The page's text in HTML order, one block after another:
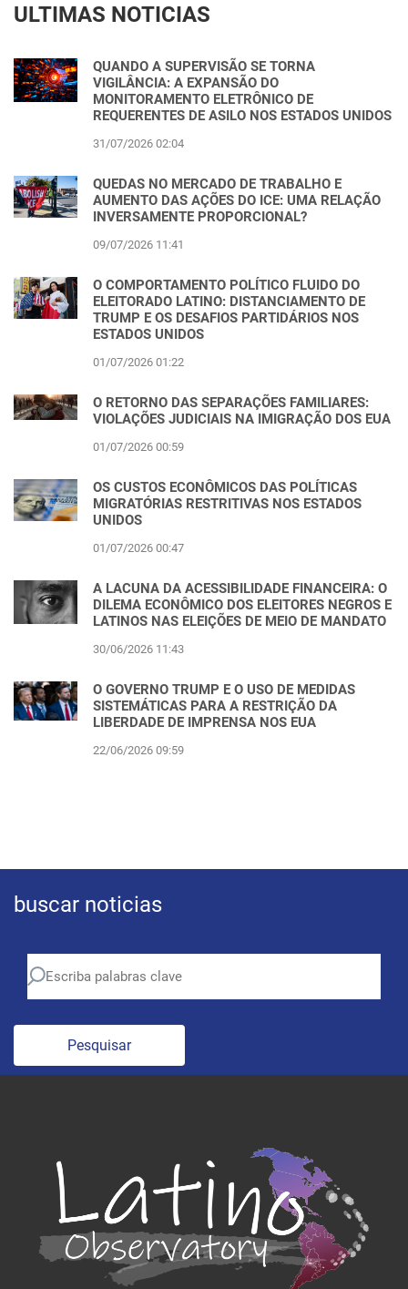
ULTIMAS NOTICIAS
QUANDO A SUPERVISÃO SE TORNA
VIGILÂNCIA: A EXPANSÃO DO
MONITORAMENTO ELETRÔNICO DE
REQUERENTES DE ASILO NOS ESTADOS UNIDOS
31/07/2026 02:04
QUEDAS NO MERCADO DE TRABALHO E
AUMENTO DAS AÇÕES DO ICE: UMA RELAÇÃO
INVERSAMENTE PROPORCIONAL?
09/07/2026 11:41
O COMPORTAMENTO POLÍTICO FLUIDO DO
ELEITORADO LATINO: DISTANCIAMENTO DE
TRUMP E OS DESAFIOS PARTIDÁRIOS NOS
ESTADOS UNIDOS
01/07/2026 01:22
O RETORNO DAS SEPARAÇÕES FAMILIARES:
VIOLAÇÕES JUDICIAIS NA IMIGRAÇÃO DOS EUA
01/07/2026 00:59
OS CUSTOS ECONÔMICOS DAS POLÍTICAS
MIGRATÓRIAS RESTRITIVAS NOS ESTADOS
UNIDOS
01/07/2026 00:47
A LACUNA DA ACESSIBILIDADE FINANCEIRA: O
DILEMA ECONÔMICO DOS ELEITORES NEGROS E
LATINOS NAS ELEIÇÕES DE MEIO DE MANDATO
30/06/2026 11:43
O GOVERNO TRUMP E O USO DE MEDIDAS
SISTEMÁTICAS PARA A RESTRIÇÃO DA
LIBERDADE DE IMPRENSA NOS EUA
22/06/2026 09:59
buscar noticias
Pesquisar